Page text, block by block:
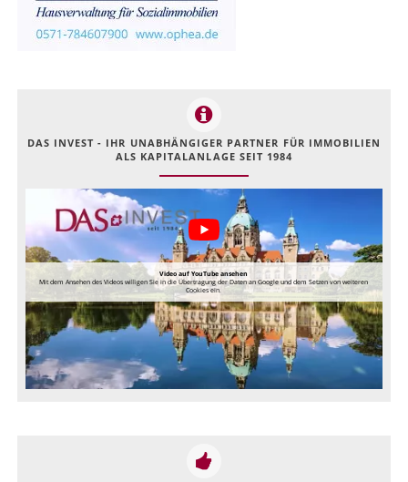
DAS INVEST - IHR UNABHÄNGIGER PARTNER FÜR IMMOBILIEN
ALS KAPITALANLAGE SEIT 1984
Video auf YouTube ansehen
Mit dem Ansehen des Videos willigen Sie in die Übertragung der Daten an Google und dem Setzen von weiteren
Cookies ein.